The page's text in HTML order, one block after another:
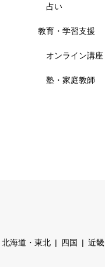
占い
教育・学習支援
オンライン講座
塾・家庭教師
北海道・東北 四国 近畿